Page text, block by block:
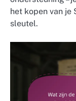
het kopen van je
sleutel.